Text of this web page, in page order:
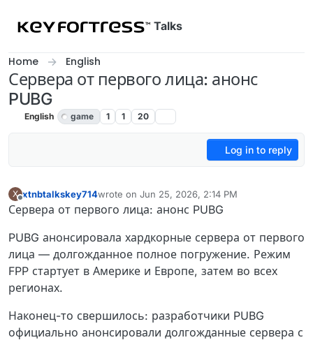
Talks
Home English
Сервера от первого лица: анонс
PUBG
English game 1 1 20
Log in to reply
X xtnbtalkskey714wrote on Jun 25, 2026, 2:14 PM
last edited by
Сервера от первого лица: анонс PUBG
PUBG анонсировала хардкорные сервера от первого
лица — долгожданное полное погружение. Режим
FPP стартует в Америке и Европе, затем во всех
регионах.
Наконец-то свершилось: разработчики PUBG
официально анонсировали долгожданные сервера с